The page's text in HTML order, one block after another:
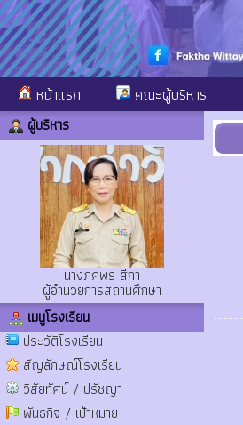
หน้าแรก คณะผู้บริหาร
ผู้บริหาร
นางภคพร สีกา
ผู้อำนวยการสถานศึกษา
เมนูโรงเรียน
ประวัติโรงเรียน
สัญลักษณ์โรงเรียน
วิสัยทัศน์ / ปรัชญา
พันธกิจ / เป้าหมาย